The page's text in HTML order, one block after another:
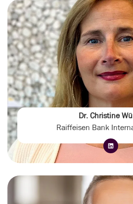
Dr. Christine
Raiffeisen Bank